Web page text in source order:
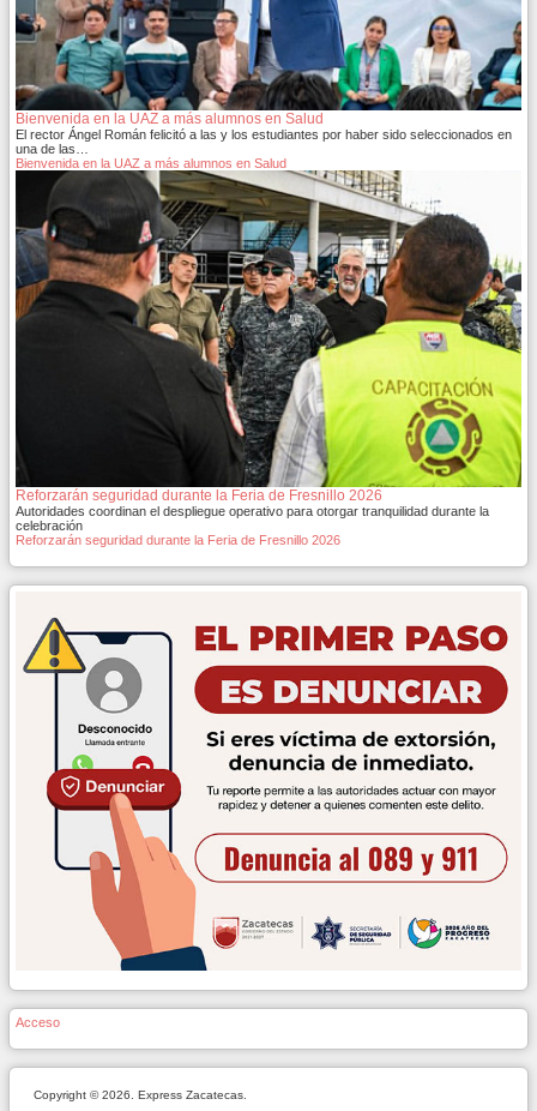
Bienvenida en la UAZ a más alumnos en Salud
El rector Ángel Román felicitó a las y los estudiantes por haber sido seleccionados en
una de las…
Bienvenida en la UAZ a más alumnos en Salud
Reforzarán seguridad durante la Feria de Fresnillo 2026
Autoridades coordinan el despliegue operativo para otorgar tranquilidad durante la
celebración
Reforzarán seguridad durante la Feria de Fresnillo 2026
Acceso
Copyright © 2026. Express Zacatecas.